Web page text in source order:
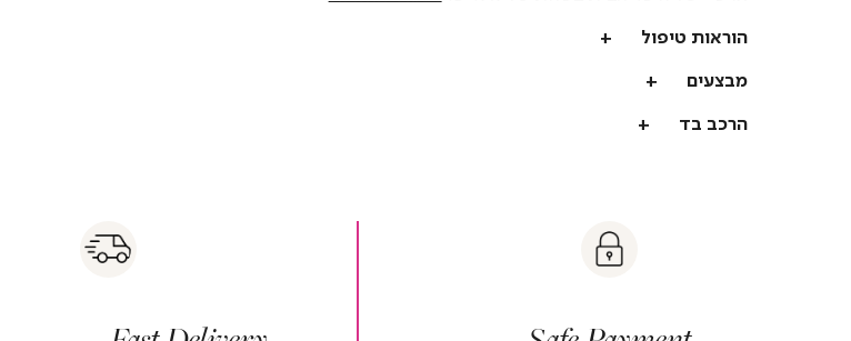
הוראות טיפול
מבצעים
הרכב בד
safe
footer
fast
footer